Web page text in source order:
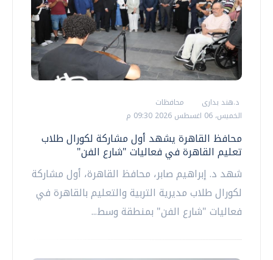
د.هند بدارى
محافظات
الخميس، 06 اغسطس 2026 09:30 م
محافظ القاهرة يشهد أول مشاركة لكورال طلاب
تعليم القاهرة في فعاليات "شارع الفن"
شهد د. إبراهيم صابر، محافظ القاهرة، أول مشاركة
لكورال طلاب مديرية التربية والتعليم بالقاهرة في
فعاليات "شارع الفن" بمنطقة وسط...